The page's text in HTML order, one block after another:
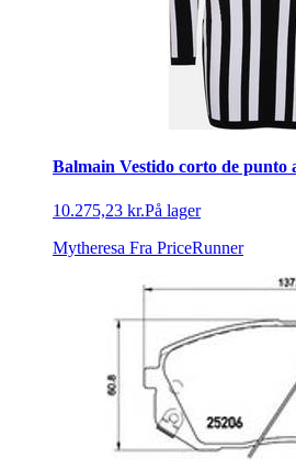
Balmain Vestido corto de punto
10.275,23 kr.På lager
Mytheresa Fra PriceRunner